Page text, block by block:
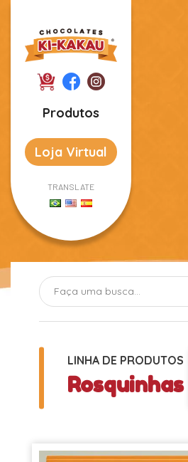
Produtos
Loja Virtual
TRANSLATE
LINHA DE PRODUTOS
Rosquinhas